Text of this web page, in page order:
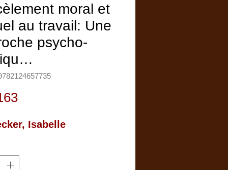
moral et
au travail: Une
psycho-
価
Isabelle